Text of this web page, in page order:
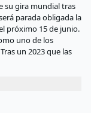
su gira mundial tras
parada obligada la
próximo 15 de junio.
uno de los
un 2023 que las